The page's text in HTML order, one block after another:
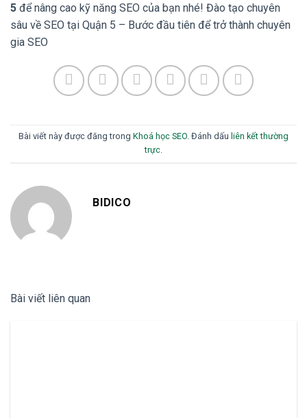
5 để nâng cao kỹ năng SEO của bạn nhé! Đào tạo chuyên
sâu về SEO tại Quận 5 – Bước đầu tiên để trở thành chuyên
gia SEO
Bài viết này được đăng trong Khoá học SEO. Đánh dấu liên kết thường
trực.
BIDICO
Bài viết liên quan